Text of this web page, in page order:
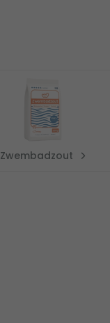
Zwembadzout